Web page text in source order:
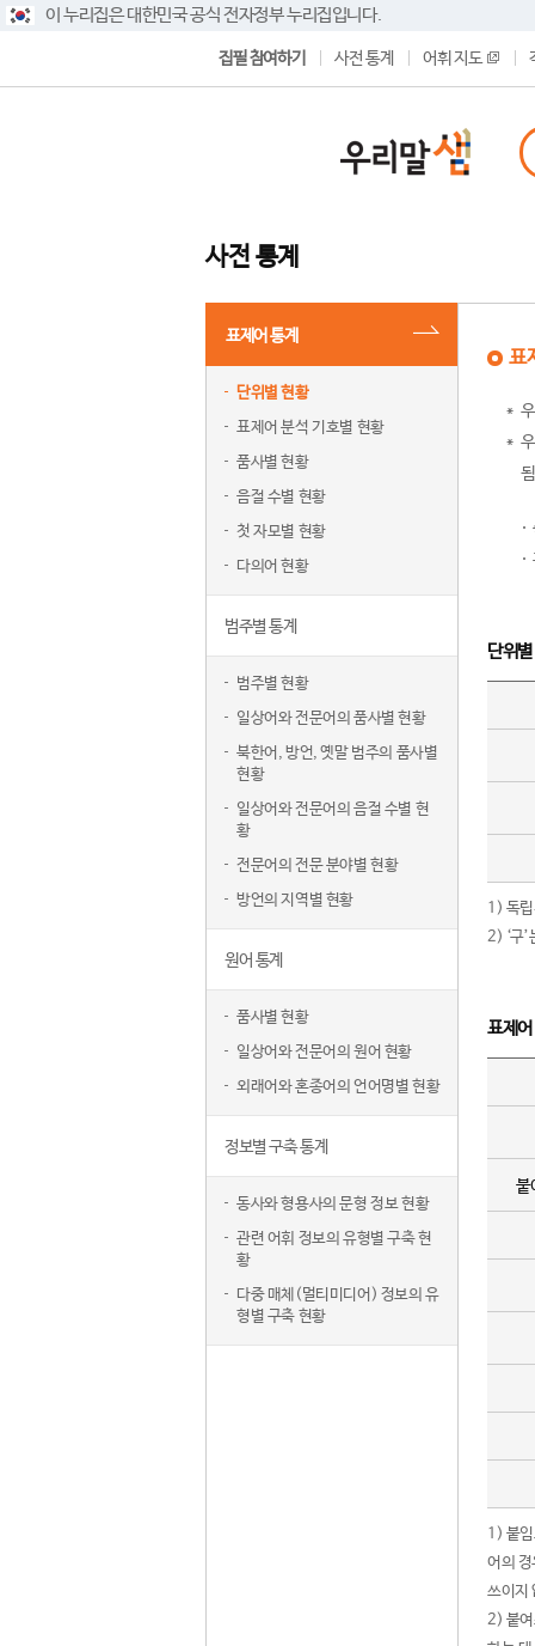
이 누리집은 대한민국 공식 전자정부 누리집입니다.
집필 참여하기 사전 통계 어휘 지도
사전 통계
표제어 통계
단위별 현황
표제어 분석 기호별 현황
품사별 현황
음절 수별 현황
첫 자모별 현황
다의어 현황
범주별 통계
범주별 현황
일상어와 전문어의 품사별 현황
북한어, 방언, 옛말 범주의 품사별
현황
일상어와 전문어의 음절 수별 현
황
전문어의 전문 분야별 현황
방언의 지역별 현황
원어 통계
품사별 현황
일상어와 전문어의 원어 현황
외래어와 혼종어의 언어명별 현황
정보별 구축 통계
동사와 형용사의 문형 정보 현황
관련 어휘 정보의 유형별 구축 현
황
다중 매체(멀티미디어) 정보의 유
형별 구축 현황
표
단위
1) 독립
2) ‘구
표제
붙
1) 붙
어의
쓰이지
2) 붙여